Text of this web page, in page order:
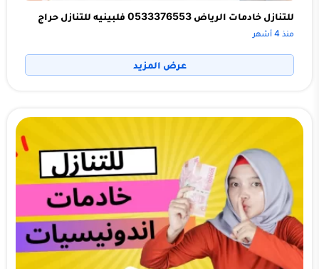
للتنازل خادمات الرياض 0533376553 فلبينيه للتنازل حراج
منذ 4 أشهر
عرض المزيد